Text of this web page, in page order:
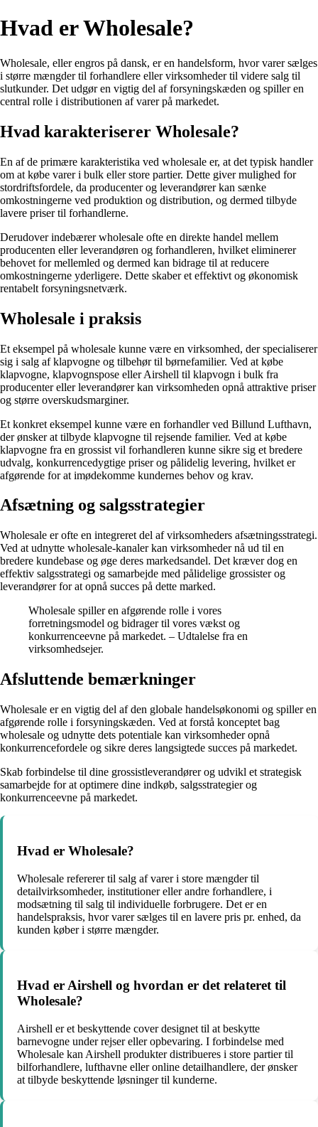
Hvad er Wholesale?
Wholesale, eller engros på dansk, er en handelsform, hvor varer sælges
i større mængder til forhandlere eller virksomheder til videre salg til
slutkunder. Det udgør en vigtig del af forsyningskæden og spiller en
central rolle i distributionen af varer på markedet.
Hvad karakteriserer Wholesale?
En af de primære karakteristika ved wholesale er, at det typisk handler
om at købe varer i bulk eller store partier. Dette giver mulighed for
stordriftsfordele, da producenter og leverandører kan sænke
omkostningerne ved produktion og distribution, og dermed tilbyde
lavere priser til forhandlerne.
Derudover indebærer wholesale ofte en direkte handel mellem
producenten eller leverandøren og forhandleren, hvilket eliminerer
behovet for mellemled og dermed kan bidrage til at reducere
omkostningerne yderligere. Dette skaber et effektivt og økonomisk
rentabelt forsyningsnetværk.
Wholesale i praksis
Et eksempel på wholesale kunne være en virksomhed, der specialiserer
sig i salg af klapvogne og tilbehør til børnefamilier. Ved at købe
klapvogne, klapvognspose eller Airshell til klapvogn i bulk fra
producenter eller leverandører kan virksomheden opnå attraktive priser
og større overskudsmarginer.
Et konkret eksempel kunne være en forhandler ved Billund Lufthavn,
der ønsker at tilbyde klapvogne til rejsende familier. Ved at købe
klapvogne fra en grossist vil forhandleren kunne sikre sig et bredere
udvalg, konkurrencedygtige priser og pålidelig levering, hvilket er
afgørende for at imødekomme kundernes behov og krav.
Afsætning og salgsstrategier
Wholesale er ofte en integreret del af virksomheders afsætningsstrategi.
Ved at udnytte wholesale-kanaler kan virksomheder nå ud til en
bredere kundebase og øge deres markedsandel. Det kræver dog en
effektiv salgsstrategi og samarbejde med pålidelige grossister og
leverandører for at opnå succes på dette marked.
Wholesale spiller en afgørende rolle i vores
forretningsmodel og bidrager til vores vækst og
konkurrenceevne på markedet. – Udtalelse fra en
virksomhedsejer.
Afsluttende bemærkninger
Wholesale er en vigtig del af den globale handelsøkonomi og spiller en
afgørende rolle i forsyningskæden. Ved at forstå konceptet bag
wholesale og udnytte dets potentiale kan virksomheder opnå
konkurrencefordele og sikre deres langsigtede succes på markedet.
Skab forbindelse til dine grossistleverandører og udvikl et strategisk
samarbejde for at optimere dine indkøb, salgsstrategier og
konkurrenceevne på markedet.
Hvad er Wholesale?
Wholesale refererer til salg af varer i store mængder til
detailvirksomheder, institutioner eller andre forhandlere, i
modsætning til salg til individuelle forbrugere. Det er en
handelspraksis, hvor varer sælges til en lavere pris pr. enhed, da
kunden køber i større mængder.
Hvad er Airshell og hvordan er det relateret til
Wholesale?
Airshell er et beskyttende cover designet til at beskytte
barnevogne under rejser eller opbevaring. I forbindelse med
Wholesale kan Airshell produkter distribueres i store partier til
bilforhandlere, lufthavne eller online detailhandlere, der ønsker
at tilbyde beskyttende løsninger til kunderne.